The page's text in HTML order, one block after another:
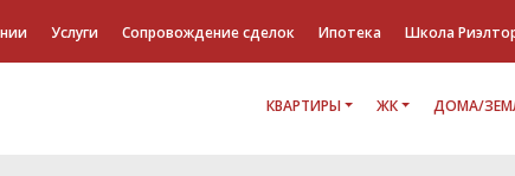
Услуги Сопровождение сделок Ипотека Школа
КВАРТИРЫ ЖК ДОМА/